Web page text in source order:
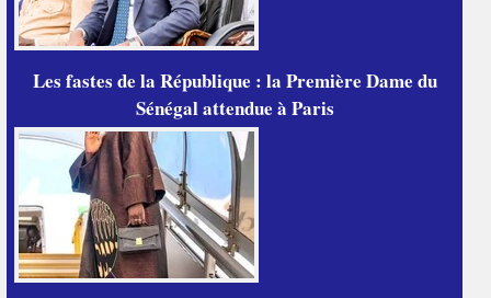
Les fastes de la République : la Première Dame du
Sénégal attendue à Paris